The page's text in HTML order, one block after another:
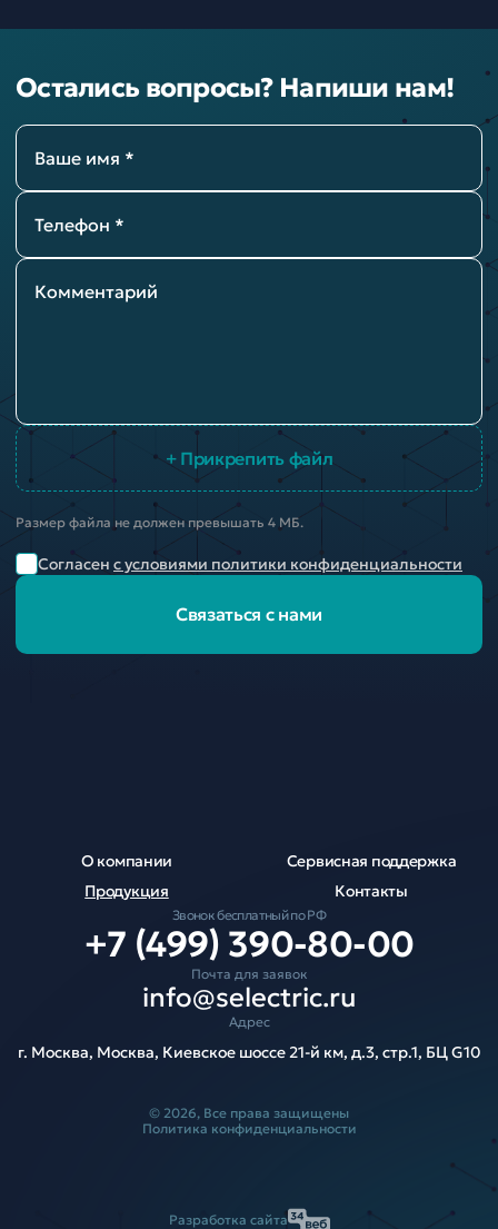
Остались вопросы? Напиши нам!
Ваше имя *
Телефон *
Комментарий
+ Прикрепить файл
Размер файла не должен превышать 4 МБ.
Согласен с условиями политики конфиденциальности
Связаться с нами
О компании
Продукция
Сервисная поддержка
Контакты
Звонок бесплатный по РФ
+7 (499) 390-80-00
Почта для заявок
info@selectric.ru
Адрес
г. Москва, Москва, Киевское шоссе 21-й км, д.3, стр.1, БЦ G10
© 2026, Все права защищены
Политика конфиденциальности
Разработка сайта